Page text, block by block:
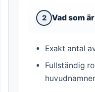
2 Vad som
Exakt antal
Fullständig